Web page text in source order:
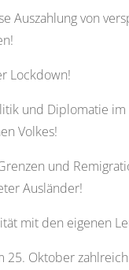
Auszahlung von
Lockdown!
und Diplomatie im
Volkes!
Grenzen und
Ausländer!
mit den eigenen
25. Oktober